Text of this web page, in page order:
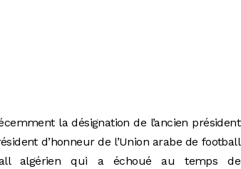
la désignation de l’ancien président
d’honneur de l’Union arabe de football
algérien qui a échoué au temps de